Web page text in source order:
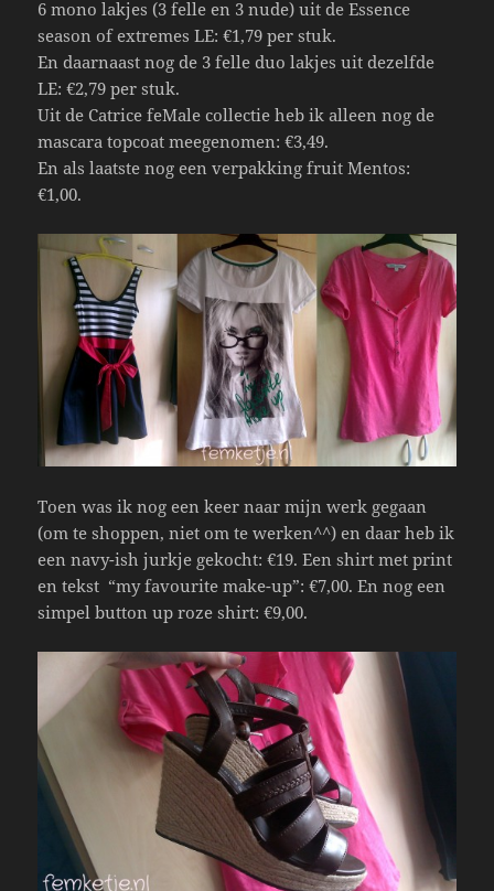
6 mono lakjes (3 felle en 3 nude) uit de Essence
season of extremes LE: €1,79 per stuk.
En daarnaast nog de 3 felle duo lakjes uit dezelfde
LE: €2,79 per stuk.
Uit de Catrice feMale collectie heb ik alleen nog de
mascara topcoat meegenomen: €3,49.
En als laatste nog een verpakking fruit Mentos:
€1,00.
Toen was ik nog een keer naar mijn werk gegaan
(om te shoppen, niet om te werken^^) en daar heb ik
een navy-ish jurkje gekocht: €19. Een shirt met print
en tekst “my favourite make-up”: €7,00. En nog een
simpel button up roze shirt: €9,00.